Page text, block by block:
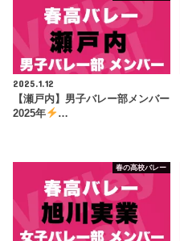
2025.1.12
【瀬戸内】男子バレー部メンバー
2025年
…
春の高校バレー